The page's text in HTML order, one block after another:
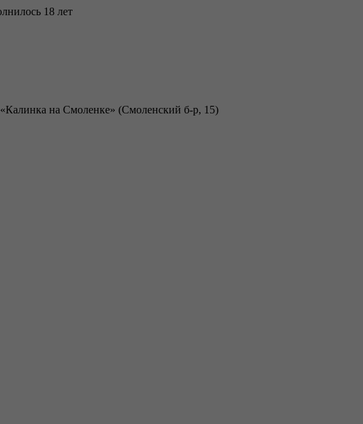
на Смоленке» (Смоленский б-р, 15)
18 лет